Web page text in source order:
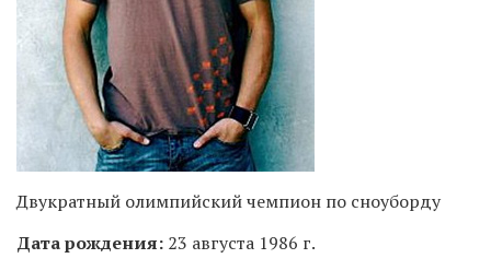
Двукратный олимпийский чемпион по сноуборду
Дата рождения: 23 августа 1986 г.